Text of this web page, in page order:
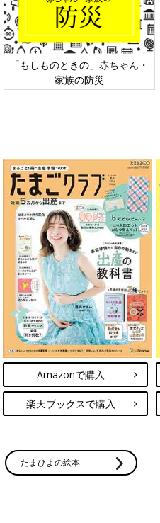
児科学会リーフレッ
六星占術
Amazonで購入
楽天ブックスで購入
たまひよの絵本